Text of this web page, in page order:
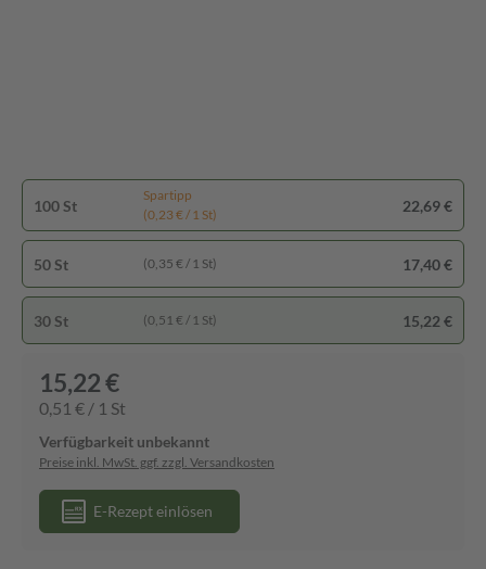
100 St
Spartipp
(0,23 € / 1 St)
22,69 €
50 St (0,35 € / 1 St) 17,40 €
30 St (0,51 € / 1 St) 15,22 €
15,22 €
0,51 € / 1 St
Verfügbarkeit unbekannt
Preise inkl. MwSt. ggf. zzgl. Versandkosten
E-Rezept einlösen